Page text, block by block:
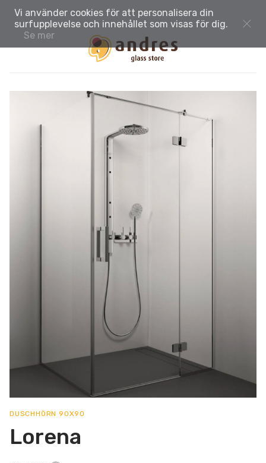
DUSCHHÖRN 90X90
Lorena
Vi använder cookies för att personalisera din
surfupplevelse och innehållet som visas för dig.
Se mer